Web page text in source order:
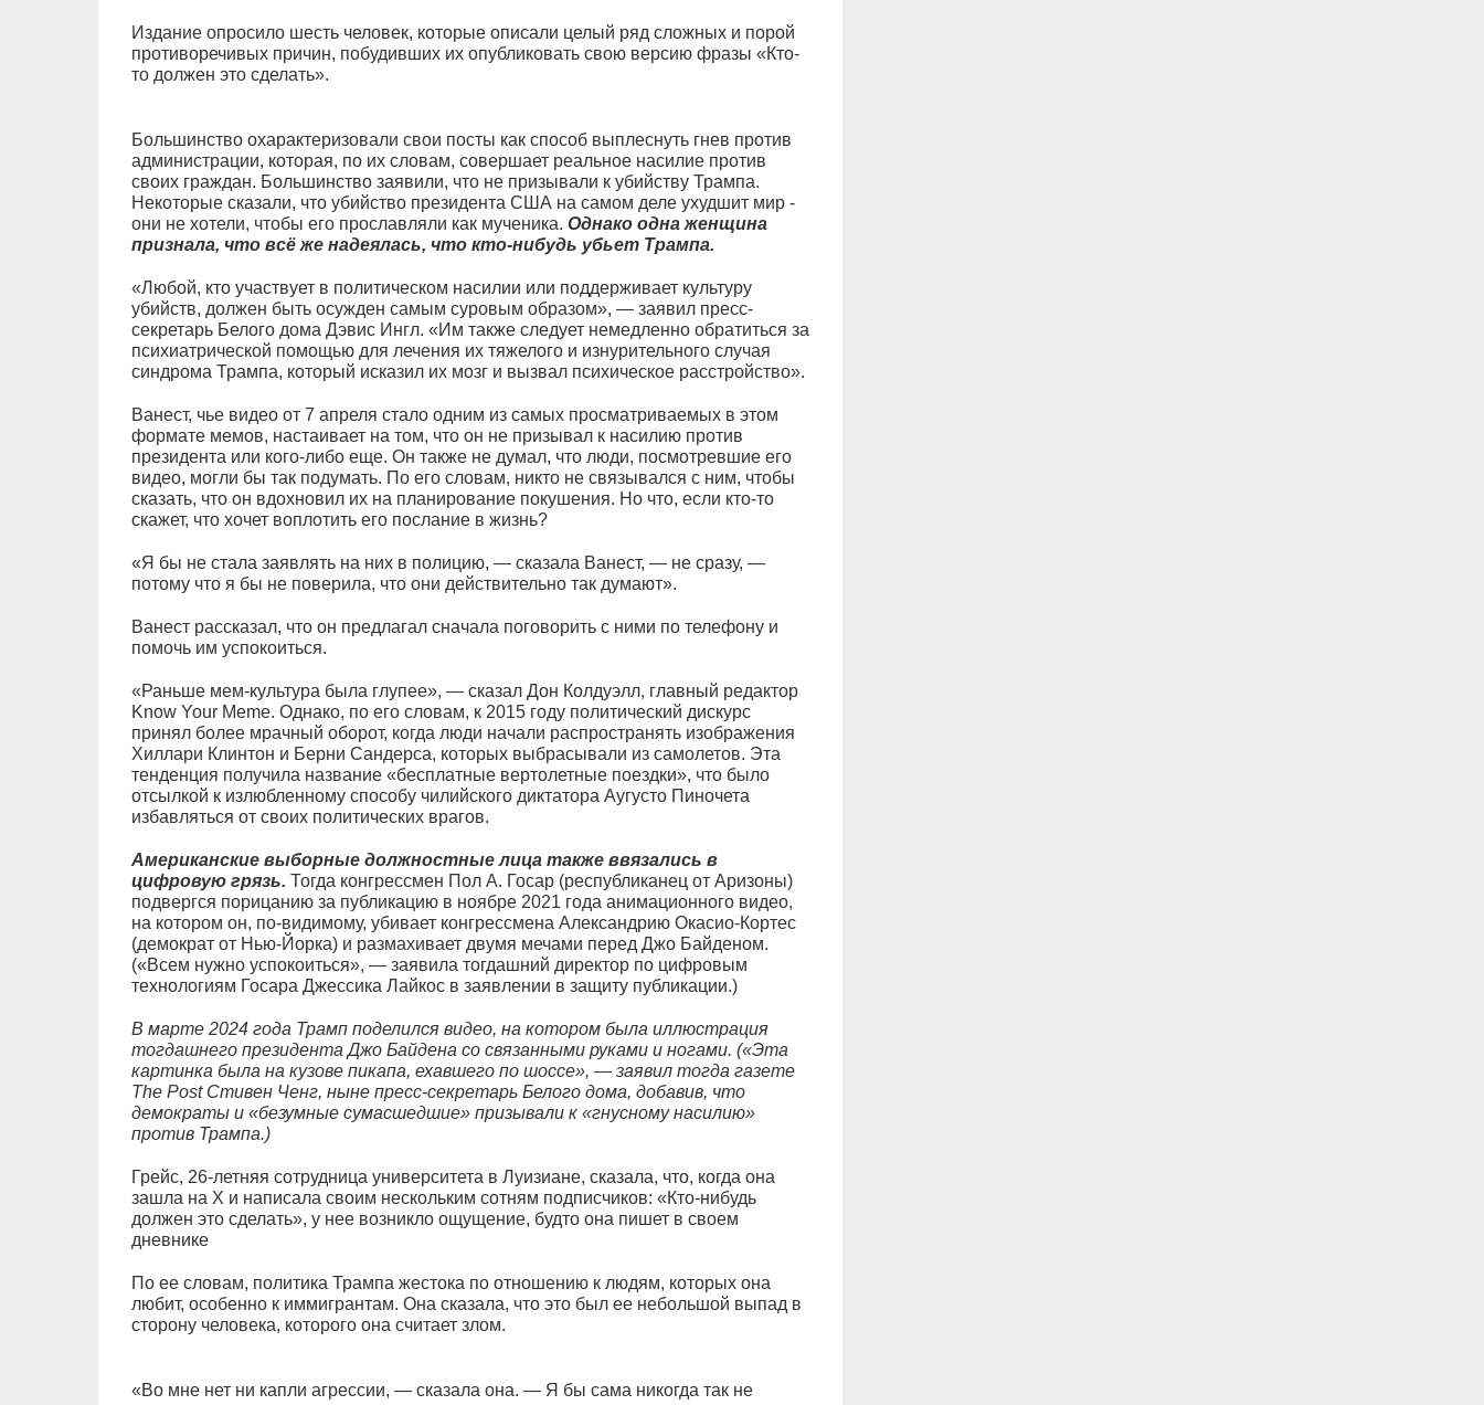
Издание опросило шесть человек, которые описали целый ряд сложных и порой
противоречивых причин, побудивших их опубликовать свою версию фразы «Кто-
то должен это сделать».
Большинство охарактеризовали свои посты как способ выплеснуть гнев против
администрации, которая, по их словам, совершает реальное насилие против
своих граждан. Большинство заявили, что не призывали к убийству Трампа.
Некоторые сказали, что убийство президента США на самом деле ухудшит мир -
они не хотели, чтобы его прославляли как мученика. Однако одна женщина
признала, что всё же надеялась, что кто-нибудь убьет Трампа.
«Любой, кто участвует в политическом насилии или поддерживает культуру
убийств, должен быть осужден самым суровым образом», — заявил пресс-
секретарь Белого дома Дэвис Ингл. «Им также следует немедленно обратиться за
психиатрической помощью для лечения их тяжелого и изнурительного случая
синдрома Трампа, который исказил их мозг и вызвал психическое расстройство».
Ванест, чье видео от 7 апреля стало одним из самых просматриваемых в этом
формате мемов, настаивает на том, что он не призывал к насилию против
президента или кого-либо еще. Он также не думал, что люди, посмотревшие его
видео, могли бы так подумать. По его словам, никто не связывался с ним, чтобы
сказать, что он вдохновил их на планирование покушения. Но что, если кто-то
скажет, что хочет воплотить его послание в жизнь?
«Я бы не стала заявлять на них в полицию, — сказала Ванест, — не сразу, —
потому что я бы не поверила, что они действительно так думают».
Ванест рассказал, что он предлагал сначала поговорить с ними по телефону и
помочь им успокоиться.
«Раньше мем-культура была глупее», — сказал Дон Колдуэлл, главный редактор
Know Your Meme. Однако, по его словам, к 2015 году политический дискурс
принял более мрачный оборот, когда люди начали распространять изображения
Хиллари Клинтон и Берни Сандерса, которых выбрасывали из самолетов. Эта
тенденция получила название «бесплатные вертолетные поездки», что было
отсылкой к излюбленному способу чилийского диктатора Аугусто Пиночета
избавляться от своих политических врагов.
Американские выборные должностные лица также ввязались в
цифровую грязь. Тогда конгрессмен Пол А. Госар (республиканец от Аризоны)
подвергся порицанию за публикацию в ноябре 2021 года анимационного видео,
на котором он, по-видимому, убивает конгрессмена Александрию Окасио-Кортес
(демократ от Нью-Йорка) и размахивает двумя мечами перед Джо Байденом.
(«Всем нужно успокоиться», — заявила тогдашний директор по цифровым
технологиям Госара Джессика Лайкос в заявлении в защиту публикации.)
В марте 2024 года Трамп поделился видео, на котором была иллюстрация
тогдашнего президента Джо Байдена со связанными руками и ногами. («Эта
картинка была на кузове пикапа, ехавшего по шоссе», — заявил тогда газете
The Post Стивен Ченг, ныне пресс-секретарь Белого дома, добавив, что
демократы и «безумные сумасшедшие» призывали к «гнусному насилию»
против Трампа.)
Грейс, 26-летняя сотрудница университета в Луизиане, сказала, что, когда она
зашла на X и написала своим нескольким сотням подписчиков: «Кто-нибудь
должен это сделать», у нее возникло ощущение, будто она пишет в своем
дневнике
По ее словам, политика Трампа жестока по отношению к людям, которых она
любит, особенно к иммигрантам. Она сказала, что это был ее небольшой выпад в
сторону человека, которого она считает злом.
«Во мне нет ни капли агрессии, — сказала она. — Я бы сама никогда так не